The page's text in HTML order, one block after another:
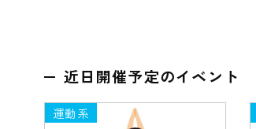
近日開催予定のイベント
運動系